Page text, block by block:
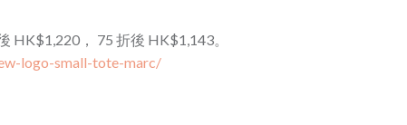
HK$1,220， 75 折後 HK$1,143。
logo-small-tote-marc/